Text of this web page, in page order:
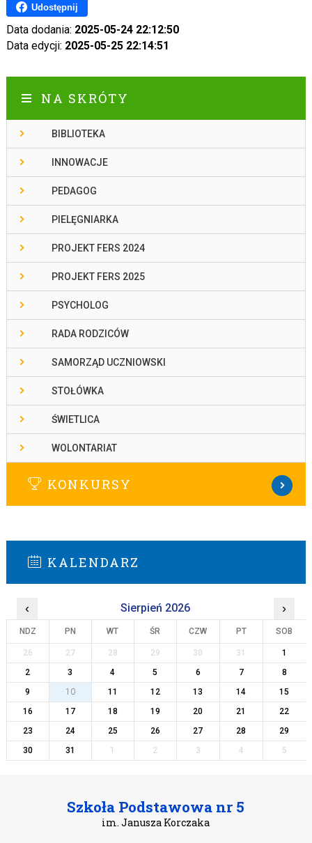
Udostępnij
Data dodania: 2025-05-24 22:12:50
Data edycji: 2025-05-25 22:14:51
NA SKRÓTY
BIBLIOTEKA
INNOWACJE
PEDAGOG
PIELĘGNIARKA
PROJEKT FERS 2024
PROJEKT FERS 2025
PSYCHOLOG
RADA RODZICÓW
SAMORZĄD UCZNIOWSKI
STOŁÓWKA
ŚWIETLICA
WOLONTARIAT
KONKURSY
KALENDARZ
‹ Sierpień 2026 ›
NDZ PN WT ŚR CZW PT SOB
26 27 28 29 30 31
1
2
3 4 5 6 7
8
9
10 11 12 13 14
15
16
17 18 19 20 21
22
23
24 25 26 27 28
29
30
31 1 2 3 4 5
Szkoła Podstawowa nr 5
im. Janusza Korczaka